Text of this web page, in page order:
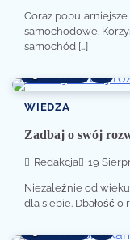
Coraz
samochodowe.
samochód […]
WIEDZA
Zadbaj o swój
Redakcja 19
Niezależnie od
dla siebie. Dbałość o